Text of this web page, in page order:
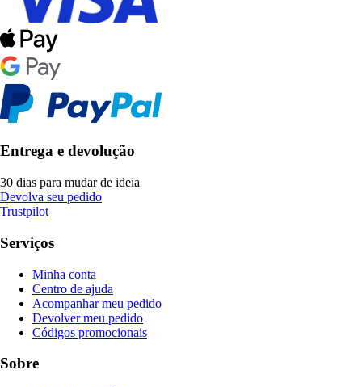
Entrega e devolução
30 dias para mudar de ideia
Devolva seu pedido
Trustpilot
Serviços
Minha conta
Centro de ajuda
Acompanhar meu pedido
Devolver meu pedido
Códigos promocionais
Sobre